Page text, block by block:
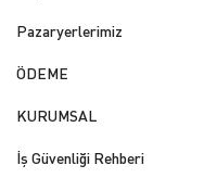
Pazaryerlerimiz
ÖDEME
KURUMSAL
İş Güvenliği Rehberi